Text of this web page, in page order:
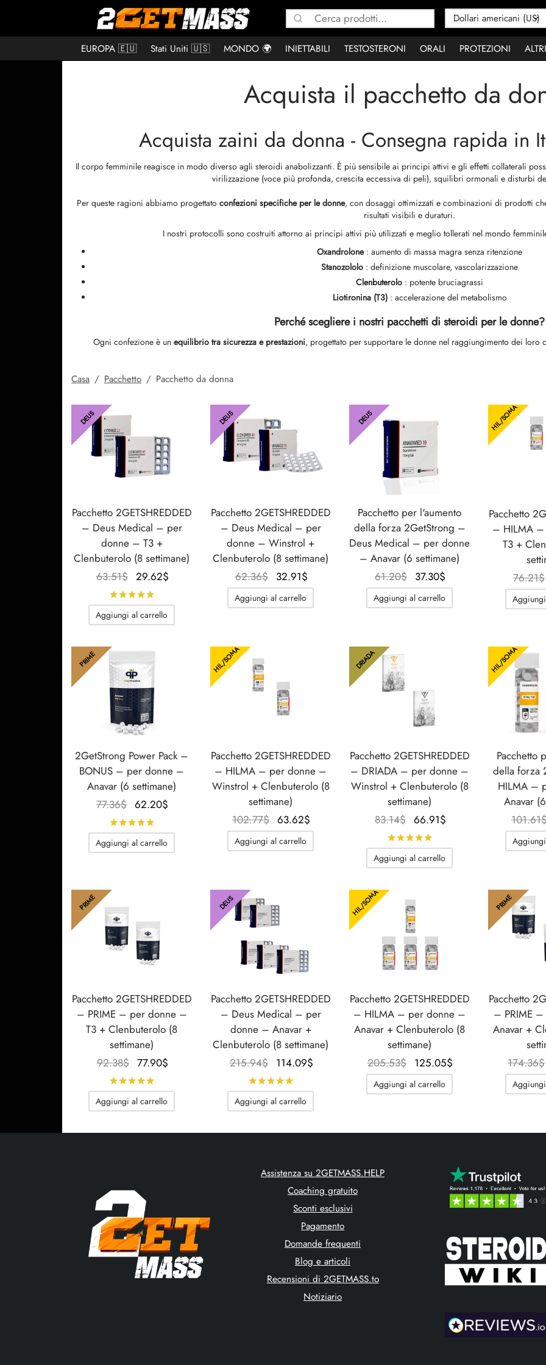
Cerca:
EUROPA 🇪🇺 Stati Uniti 🇺🇸 MONDO 🌍 INIETTABILI TESTOSTERONI ORALI PROTEZIONI ALTRI
Acquista il pacchetto da
Acquista zaini da donna - Consegna rapida in
Il corpo femminile reagisce in modo diverso agli steroidi anabolizzanti. È più sensibile ai principi attivi e gli effetti collaterali
virilizzazione (voce più profonda, crescita eccessiva di peli), squilibri ormonali e disturbi
Per queste ragioni abbiamo progettato confezioni specifiche per le donne, con dosaggi ottimizzati e combinazioni di prodotti
risultati visibili e duraturi.
I nostri protocolli sono costruiti attorno ai principi attivi più utilizzati e meglio tollerati nel mondo
Oxandrolone: aumento di massa magra senza ritenzione
Stanozololo : definizione muscolare, vascolarizzazione
Clenbuterolo : potente bruciagrassi
Liotironina (T3): accelerazione del metabolismo
Perché scegliere i nostri pacchetti di steroidi per le donne?
Ogni confezione è un equilibrio tra sicurezza e prestazioni, progettato per supportare le donne nel raggiungimento dei loro
Casa / Pacchetto / Pacchetto da donna
DEUS
Pacchetto 2GETSHREDDED
– Deus Medical – per
donne – T3 +
Clenbuterolo (8 settimane)
63.51$
Il
prezzo
originale
era:
29.62$
attuale
Aggiungi al carrello
DEUS
Pacchetto 2GETSHREDDED
– Deus Medical – per
donne – Winstrol +
Clenbuterolo (8 settimane)
62.36$
Il
prezzo
originale
32.91$
prezzo
attuale
Aggiungi al carrello
DEUS
Pacchetto per l'aumento
della forza 2GetStrong –
Deus Medical – per donne
– Anavar (6 settimane)
61.20$
Il
prezzo
originale
37.30$
prezzo
attuale
Aggiungi al carrello
HIL/SOMA
Pacchetto
– HILMA
T3 +
76.21$
PRIME
2GetStrong Power Pack –
BONUS – per donne –
Anavar (6 settimane)
77.36$
Il
prezzo
originale
era:
62.20$
attuale
Aggiungi al carrello
HIL/SOMA
Pacchetto 2GETSHREDDED
– HILMA – per donne –
Winstrol + Clenbuterolo (8
settimane)
102.77$ Il prezzo
originale
era:
63.62$
Aggiungi al carrello
DRIADA
Pacchetto 2GETSHREDDED
– DRIADA – per donne –
Winstrol + Clenbuterolo (8
settimane)
83.14$
Il
prezzo
originale
era:
66.91$
attuale
Aggiungi al carrello
HIL/SOMA
Pacchetto
della forza
HILMA –
Anavar
101.61
PRIME
Pacchetto 2GETSHREDDED
– PRIME – per donne –
T3 + Clenbuterolo (8
settimane)
92.38$
Il
prezzo
originale
era:
77.90$
attuale
Aggiungi al carrello
DEUS
Pacchetto 2GETSHREDDED
– Deus Medical – per
donne – Anavar +
Clenbuterolo (8 settimane)
215.94$
Il prezzo
originale
era:
215.94$.
114.09$
Aggiungi al carrello
HIL/SOMA
Pacchetto 2GETSHREDDED
– HILMA – per donne –
Anavar + Clenbuterolo (8
settimane)
205.53$ Il prezzo
originale
era:
125.05$
Aggiungi al carrello
PRIME
Pacchetto
– PRIME
Anavar +
174.36$
Assistenza su 2GETMASS.HELP
Coaching gratuito
Sconti esclusivi
Pagamento
Domande frequenti
Blog e articoli
Recensioni di 2GETMASS.to
Notiziario